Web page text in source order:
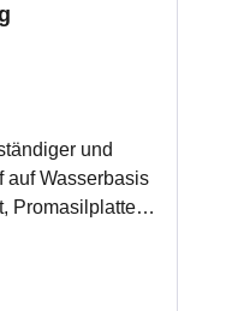
und
auf Wasserbasis
Promasilplatten
zur